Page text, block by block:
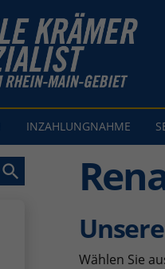
INZAHLUNGNAHME
Wählen Sie